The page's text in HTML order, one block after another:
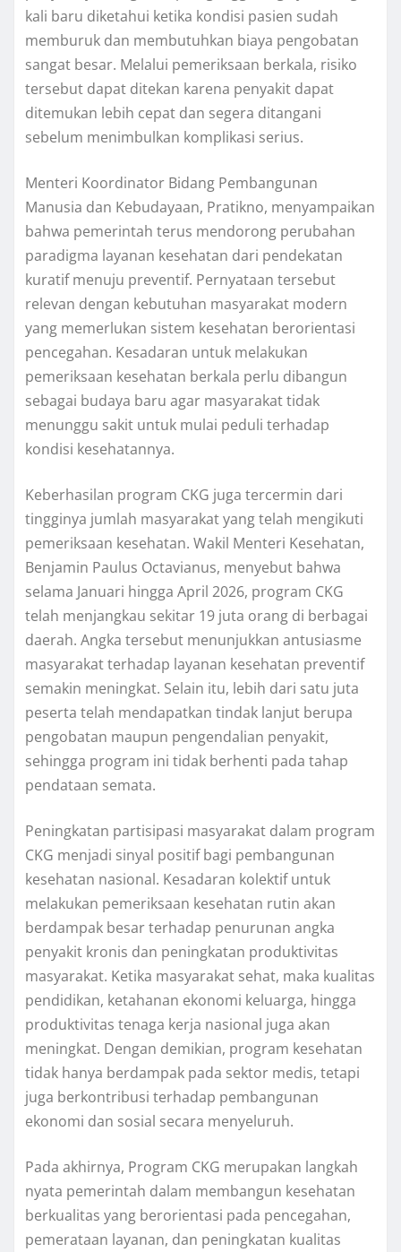
kali baru diketahui ketika kondisi pasien sudah
memburuk dan membutuhkan biaya pengobatan
sangat besar. Melalui pemeriksaan berkala, risiko
tersebut dapat ditekan karena penyakit dapat
ditemukan lebih cepat dan segera ditangani
sebelum menimbulkan komplikasi serius.
Menteri Koordinator Bidang Pembangunan
Manusia dan Kebudayaan, Pratikno, menyampaikan
bahwa pemerintah terus mendorong perubahan
paradigma layanan kesehatan dari pendekatan
kuratif menuju preventif. Pernyataan tersebut
relevan dengan kebutuhan masyarakat modern
yang memerlukan sistem kesehatan berorientasi
pencegahan. Kesadaran untuk melakukan
pemeriksaan kesehatan berkala perlu dibangun
sebagai budaya baru agar masyarakat tidak
menunggu sakit untuk mulai peduli terhadap
kondisi kesehatannya.
Keberhasilan program CKG juga tercermin dari
tingginya jumlah masyarakat yang telah mengikuti
pemeriksaan kesehatan. Wakil Menteri Kesehatan,
Benjamin Paulus Octavianus, menyebut bahwa
selama Januari hingga April 2026, program CKG
telah menjangkau sekitar 19 juta orang di berbagai
daerah. Angka tersebut menunjukkan antusiasme
masyarakat terhadap layanan kesehatan preventif
semakin meningkat. Selain itu, lebih dari satu juta
peserta telah mendapatkan tindak lanjut berupa
pengobatan maupun pengendalian penyakit,
sehingga program ini tidak berhenti pada tahap
pendataan semata.
Peningkatan partisipasi masyarakat dalam program
CKG menjadi sinyal positif bagi pembangunan
kesehatan nasional. Kesadaran kolektif untuk
melakukan pemeriksaan kesehatan rutin akan
berdampak besar terhadap penurunan angka
penyakit kronis dan peningkatan produktivitas
masyarakat. Ketika masyarakat sehat, maka kualitas
pendidikan, ketahanan ekonomi keluarga, hingga
produktivitas tenaga kerja nasional juga akan
meningkat. Dengan demikian, program kesehatan
tidak hanya berdampak pada sektor medis, tetapi
juga berkontribusi terhadap pembangunan
ekonomi dan sosial secara menyeluruh.
Pada akhirnya, Program CKG merupakan langkah
nyata pemerintah dalam membangun kesehatan
berkualitas yang berorientasi pada pencegahan,
pemerataan layanan, dan peningkatan kualitas